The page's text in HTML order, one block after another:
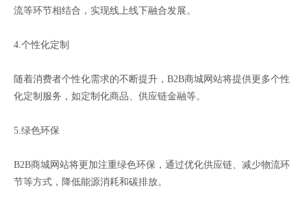
流等环节相结合，实现线上线下融合发展。
4.个性化定制
随着消费者个性化需求的不断提升，B2B商城网站将提供更多个性
化定制服务，如定制化商品、供应链金融等。
5.绿色环保
B2B商城网站将更加注重绿色环保，通过优化供应链、减少物流环
节等方式，降低能源消耗和碳排放。